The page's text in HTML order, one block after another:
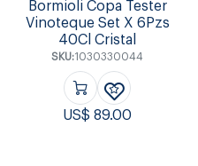
Bormioli Copa Tester
Vinoteque Set X 6Pzs
40Cl Cristal
SKU:1030330044
US$89.00